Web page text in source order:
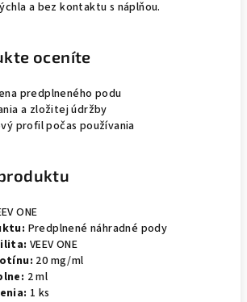
a bez kontaktu s náplňou.
oceníte
predplneného podu
a zložitej údržby
profil počas používania
ONE
Predplnené náhradné pody
VEEV ONE
20 mg/ml
2 ml
1 ks